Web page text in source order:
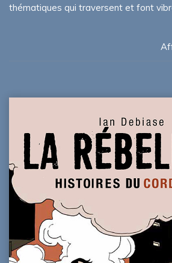
thématiques qui traversent et font